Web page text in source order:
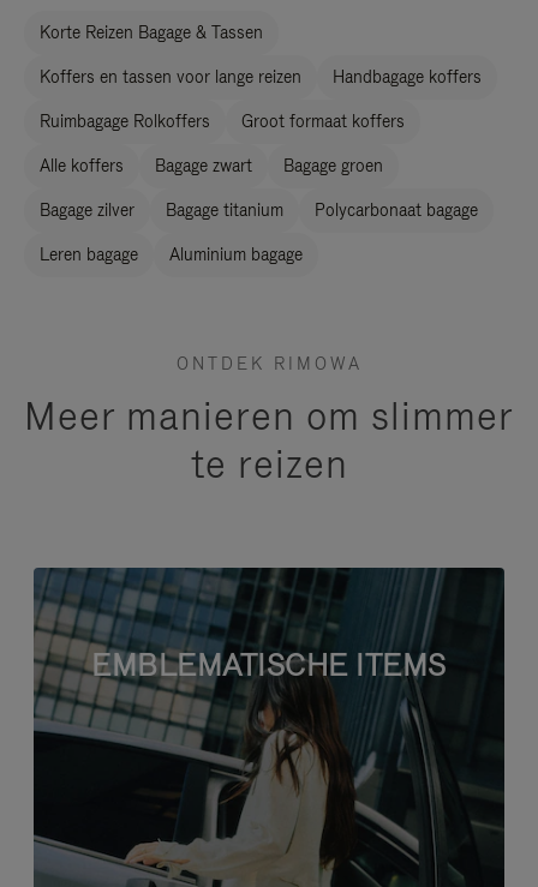
Korte Reizen Bagage & Tassen
Koffers en tassen voor lange reizen Handbagage koffers
Ruimbagage Rolkoffers Groot formaat koffers
Alle koffers Bagage zwart Bagage groen
Bagage zilver Bagage titanium Polycarbonaat bagage
Leren bagage Aluminium bagage
ONTDEK RIMOWA
Meer manieren om slimmer
te reizen
EMBLEMATISCHE ITEMS